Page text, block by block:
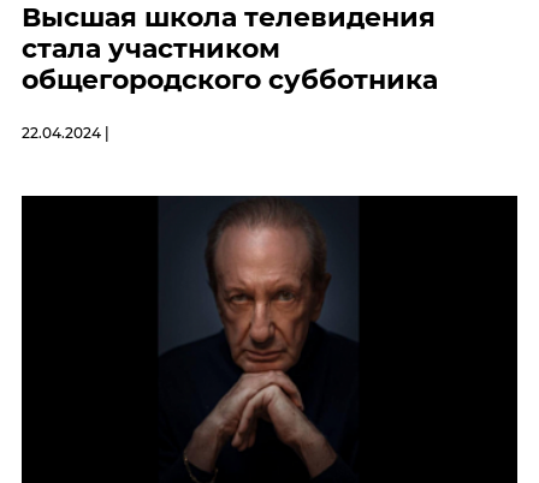
Высшая школа телевидения
стала участником
общегородского субботника
22.04.2024 |